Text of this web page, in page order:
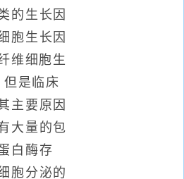
的生长因
胞生长因
维细胞生
是临床
主要原因
大量的包
白酶存
胞分泌的